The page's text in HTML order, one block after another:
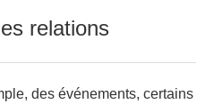
relations
des événements, certains